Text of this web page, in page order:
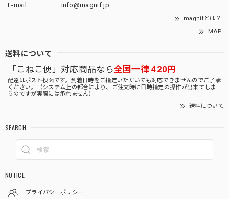
E-mail
info@magnif.jp
magnifとは？
MAP
送料について
「こねこ便」対応商品なら全国一律 420円
配達はポスト投函です。到着日時をご指定いただいても対応できませんのでご了承
ください。（システム上の都合により、ご注文時に日時指定の操作が出来てしま
うのですが実際には承れません）
送料について
SEARCH
NOTICE
プライバシーポリシー